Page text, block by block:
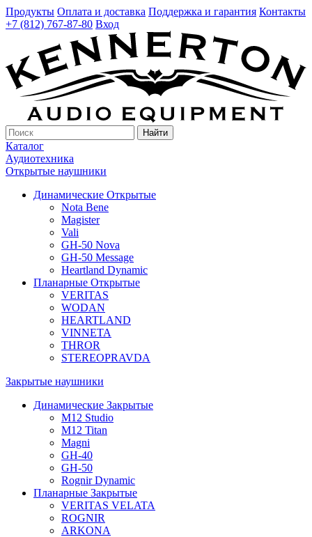
Продукты Оплата и доставка Поддержка и гарантия Контакты
+7 (812) 767-87-80 Вход
Найти
Каталог
Аудиотехника
Открытые наушники
Динамические Открытые
Nota Bene
Magister
Vali
GH-50 Nova
GH-50 Message
Heartland Dynamic
Планарные Открытые
VERITAS
WODAN
HEARTLAND
VINNETA
THROR
STEREOPRAVDA
Закрытые наушники
Динамические Закрытые
M12 Studio
M12 Titan
Magni
GH-40
GH-50
Rognir Dynamic
Планарные Закрытые
VERITAS VELATA
ROGNIR
ARKONA